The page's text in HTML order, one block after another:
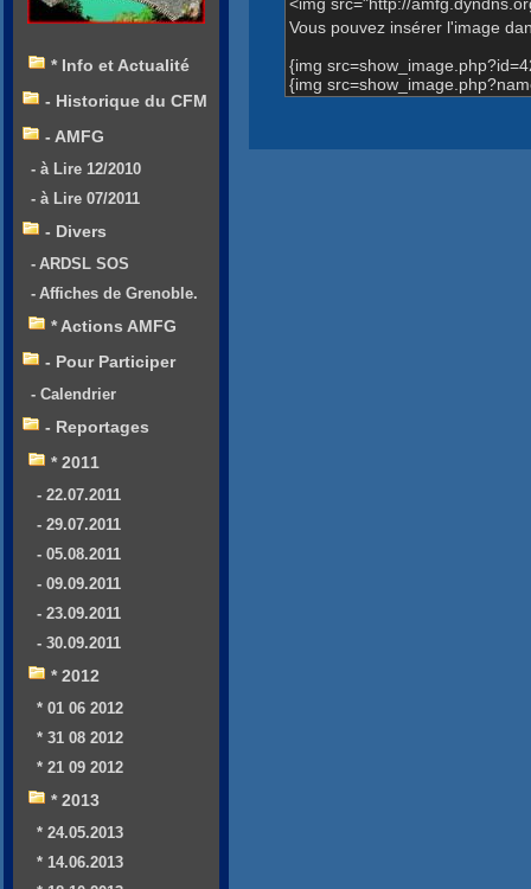
Vous pouvez insérer l'image
{img
{img
* Info et Actualité
- Historique du CFM
- AMFG
- à Lire 12/2010
- à Lire 07/2011
- Divers
- ARDSL SOS
- Affiches de Grenoble.
* Actions AMFG
- Pour Participer
- Calendrier
- Reportages
* 2011
- 22.07.2011
- 29.07.2011
- 05.08.2011
- 09.09.2011
- 23.09.2011
- 30.09.2011
* 2012
* 01 06 2012
* 31 08 2012
* 21 09 2012
* 2013
* 24.05.2013
* 14.06.2013